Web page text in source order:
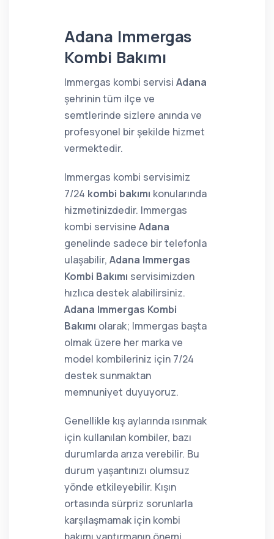
Adana Immergas
Kombi Bakımı
Immergas kombi servisi Adana
şehrinin tüm ilçe ve
semtlerinde sizlere anında ve
profesyonel bir şekilde hizmet
vermektedir.
Immergas kombi servisimiz
7/24 kombi bakımı konularında
hizmetinizdedir. Immergas
kombi servisine Adana
genelinde sadece bir telefonla
ulaşabilir, Adana Immergas
Kombi Bakımı servisimizden
hızlıca destek alabilirsiniz.
Adana Immergas Kombi
Bakımı olarak; Immergas başta
olmak üzere her marka ve
model kombileriniz için 7/24
destek sunmaktan
memnuniyet duyuyoruz.
Genellikle kış aylarında ısınmak
için kullanılan kombiler, bazı
durumlarda arıza verebilir. Bu
durum yaşantınızı olumsuz
yönde etkileyebilir. Kışın
ortasında sürpriz sorunlarla
karşılaşmamak için kombi